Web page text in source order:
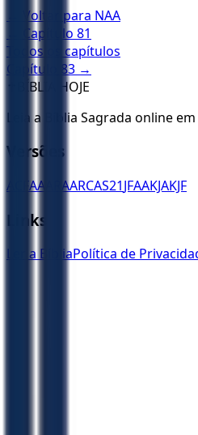
← Voltar para NAA
← Capítulo 81
Todos os capítulos
Capítulo
83 →
BÍBLIA HOJE
Leia a Bíblia Sagrada online
Versões
ACFAA ARAARCAS21JFAAKJAKJF
Links
Ler a BíbliaPolítica de